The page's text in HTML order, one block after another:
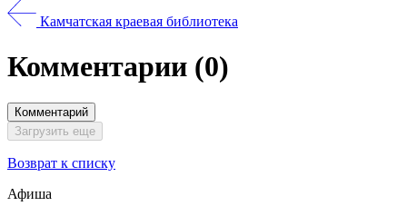
Камчатская краевая библиотека
Комментарии (0)
Комментарий
Загрузить еще
Возврат к списку
Афиша